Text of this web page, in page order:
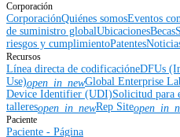
Corporación
CorporaciónQuiénes somosEventos
de suministro globalUbicacionesBecas
riesgos y cumplimientoPatentes
Recursos
Línea directa de codificacióneDFUs
Use)open_in_newGlobal Enterprise
Device Identifier (UDI)Solicitud para
talleresopen_in_newRep Site
Paciente
Paciente - Página